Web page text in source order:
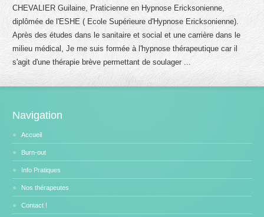
CHEVALIER Guilaine, Praticienne en Hypnose Ericksonienne,
diplômée de l'ESHE ( Ecole Supérieure d'Hypnose Ericksonienne).
Après des études dans le sanitaire et social et une carrière dans le
milieu médical, Je me suis formée à l'hypnose thérapeutique car il
s'agit d'une thérapie brève permettant de soulager ...
Navigation
Accueil
Burn-out
Info Pratiques
Nos thérapeutes
Contact !